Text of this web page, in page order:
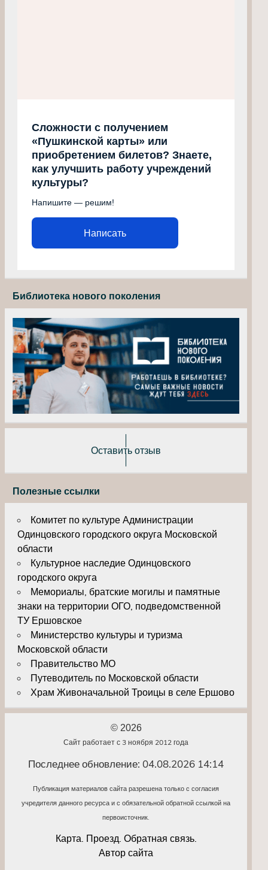
Сложности с получением
«Пушкинской карты» или
приобретением билетов? Знаете,
как улучшить работу учреждений
культуры?
Напишите — решим!
Написать
Библиотека нового поколения
Оставить отзыв
Полезные ссылки
Комитет по культуре Администрации
Одинцовского городского округа Московской
области
Культурное наследие Одинцовского
городского округа
Мемориалы, братские могилы и памятные
знаки на территории ОГО, подведомственной
ТУ Ершовское
Министерство культуры и туризма
Московской области
Правительство МО
Путеводитель по Московской области
Храм Живоначальной Троицы в селе Ершово
© 2026
Сайт работает с 3 ноября 2012 года
Последнее обновление: 04.08.2026 14:14
Публикация материалов сайта разрешена только с согласия
учредителя данного ресурса и с обязательной обратной ссылкой на
первоисточник.
Карта. Проезд. Обратная связь.
Автор сайта